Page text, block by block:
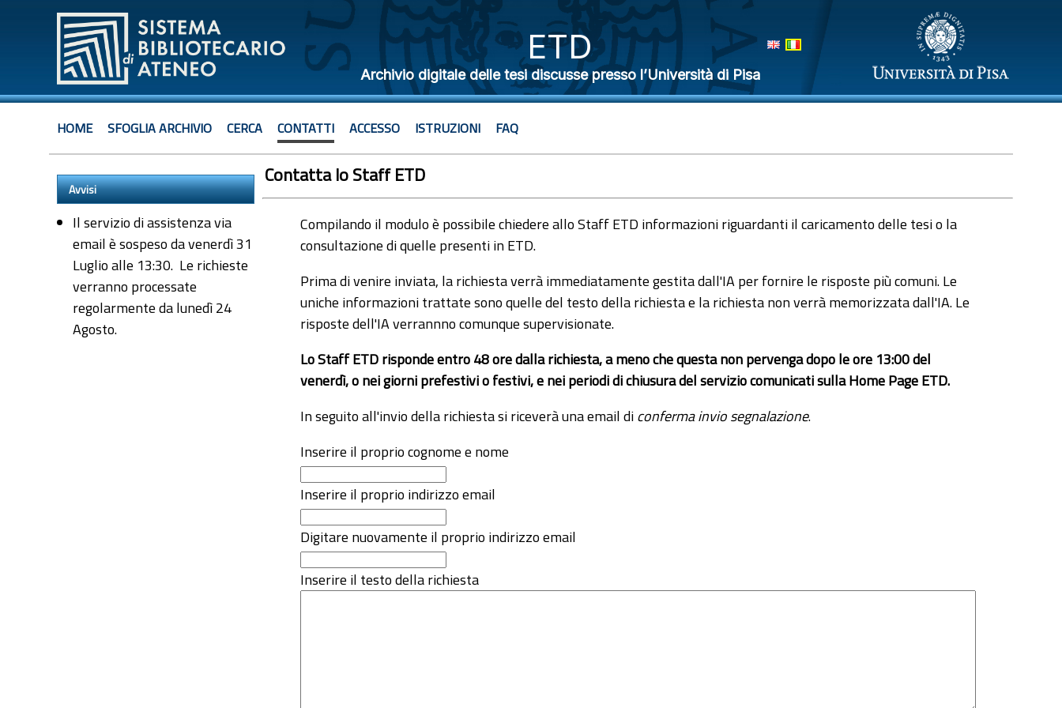
ETD
Archivio digitale delle tesi discusse presso l’Università di Pisa
HOME SFOGLIA ARCHIVIO CERCA CONTATTI ACCESSO ISTRUZIONI FAQ
Avvisi
Il servizio di assistenza via
email è sospeso da venerdì 31
Luglio alle 13:30. Le richieste
verranno processate
regolarmente da lunedì 24
Agosto.
Contatta lo Staff ETD
Compilando il modulo è possibile chiedere allo Staff ETD informazioni riguardanti il caricamento delle tesi o la
consultazione di quelle presenti in ETD.
Prima di venire inviata, la richiesta verrà immediatamente gestita dall'IA per fornire le risposte più comuni. Le
uniche informazioni trattate sono quelle del testo della richiesta e la richiesta non verrà memorizzata dall'IA. Le
risposte dell'IA verrannno comunque supervisionate.
Lo Staff ETD risponde entro 48 ore dalla richiesta, a meno che questa non pervenga dopo le ore 13:00 del
venerdì, o nei giorni prefestivi o festivi, e nei periodi di chiusura del servizio comunicati sulla Home Page ETD.
In seguito all'invio della richiesta si riceverà una email diconferma invio segnalazione.
Inserire il proprio cognome e nome
Inserire il proprio indirizzo email
Digitare nuovamente il proprio indirizzo email
Inserire il testo della richiesta